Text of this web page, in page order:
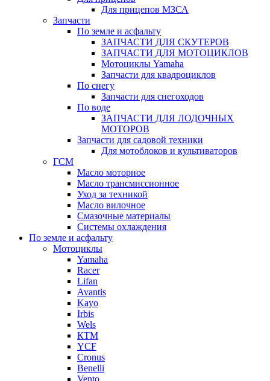
Для прицепов МЗСА
Запчасти
По земле и асфальту
ЗАПЧАСТИ ДЛЯ СКУТЕРОВ
ЗАПЧАСТИ ДЛЯ МОТОЦИКЛОВ
Мотоциклы Yamaha
Запчасти для квадроциклов
По снегу
Запчасти для снегоходов
По воде
ЗАПЧАСТИ ДЛЯ ЛОДОЧНЫХ
МОТОРОВ
Запчасти для садовой техники
Для мотоблоков и культиваторов
ГСМ
Масло моторное
Масло трансмиссионное
Уход за техникой
Масло вилочное
Смазочные материалы
Системы охлаждения
По земле и асфальту
Мотоциклы
Yamaha
Racer
Lifan
Avantis
Kayo
Irbis
Wels
КТМ
YCF
Cronus
Benelli
Vento